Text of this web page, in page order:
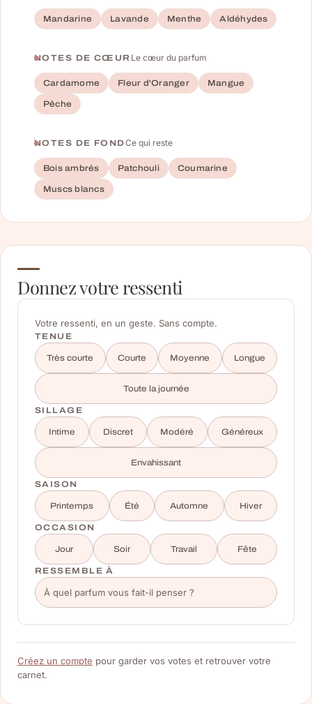
Mandarine Lavande Menthe Aldéhydes
NOTES DE CŒUR Le cœur du parfum
Cardamome Fleur d'Oranger Mangue
Pêche
NOTES DE FONDCe qui reste
Bois ambrés Patchouli Coumarine
Muscs blancs
Donnez votre ressenti
Votre ressenti, en un geste. Sans compte.
TENUE
Très courte Courte Moyenne Longue
Toute la journée
SILLAGE
Intime Discret Modéré Généreux
Envahissant
SAISON
Printemps Été Automne Hiver
OCCASION
Jour Soir Travail Fête
RESSEMBLE À
Créez un compte pour garder vos votes et retrouver votre
carnet.